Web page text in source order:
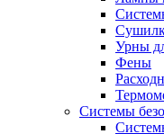
Урны
Фены
Системы